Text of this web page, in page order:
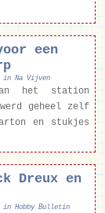
een
Na Vijven
het station
geheel zelf
en stukjes
Dreux en
Hobby Bulletin